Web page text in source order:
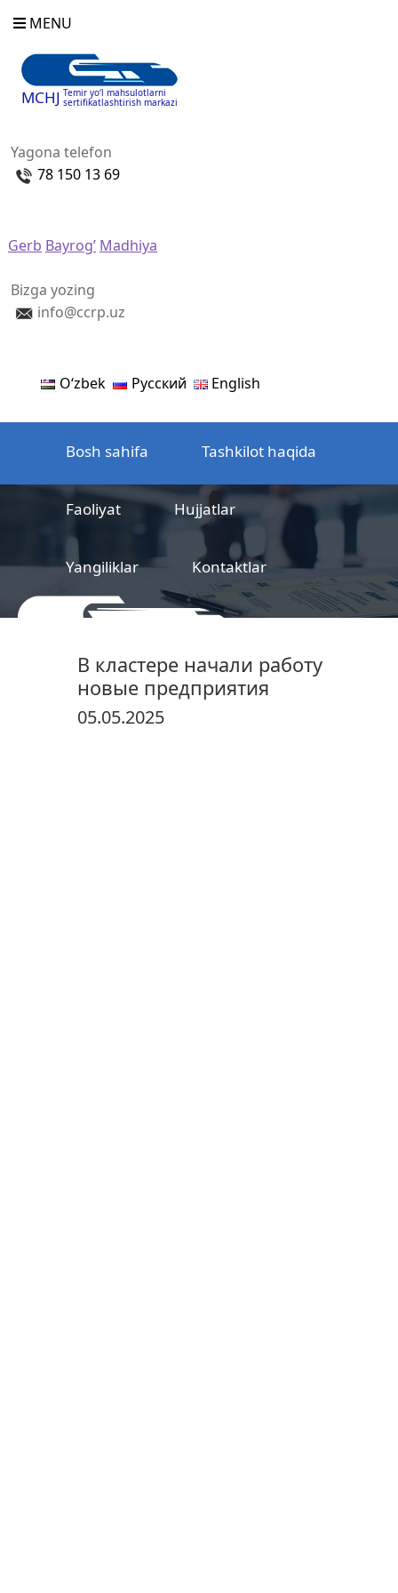
MENU
MCHJ Temir yo‘l mahsulotlarni
sertifikatlashtirish markazi
Yagona telefon
78 150 13 69
Gerb Bayrog’ Madhiya
Bizga yozing
info@ccrp.uz
Oʻzbek Русский English
Bosh sahifa Tashkilot haqida
Faoliyat Hujjatlar
Yangiliklar Kontaktlar
sertifikatlashtirish markazi
В кластере начали работу
новые предприятия
05.05.2025